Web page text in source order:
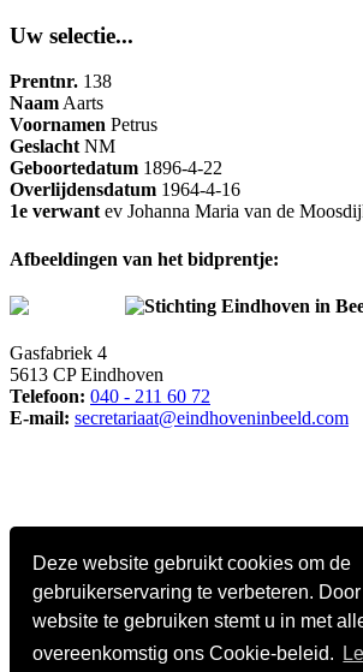
Deze website gebruikt cookies om de
gebruikerservaring te verbeteren.
website te gebruiken stemt u in met
overeenkomstig ons Cookie-beleid.
Uw selectie...
Prentnr. 138
NaamAarts
Voornamen Petrus
GeslachtNM
Geboortedatum 1896-4-22
Overlijdensdatum 1964-4-16
1e verwantev Johanna Maria van de
Afbeeldingen van het bidprentje:
Stichting Eindhoven in
Gasfabriek 4
5613 CP Eindhoven
Telefoon: 040 - 211 60 72
E-mail: secretariaat@eindhoveninbeeld.com